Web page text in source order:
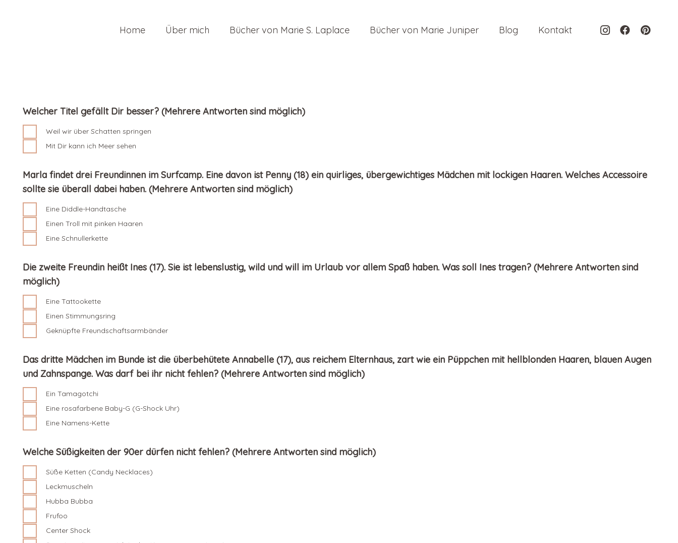
Home Über mich Bücher von Marie S. Laplace Bücher von Marie Juniper Blog Kontakt
Welcher Titel gefällt Dir besser? (Mehrere Antworten sind möglich)
Weil wir über Schatten springen
Mit Dir kann ich Meer sehen
Marla findet drei Freundinnen im Surfcamp. Eine davon ist Penny (18) ein quirliges, übergewichtiges Mädchen mit lockigen Haaren. Welches Accessoire
sollte sie überall dabei haben. (Mehrere Antworten sind möglich)
Eine Diddle-Handtasche
Einen Troll mit pinken Haaren
Eine Schnullerkette
Die zweite Freundin heißt Ines (17). Sie ist lebenslustig, wild und will im Urlaub vor allem Spaß haben. Was soll Ines tragen? (Mehrere Antworten sind
möglich)
Eine Tattookette
Einen Stimmungsring
Geknüpfte Freundschaftsarmbänder
Das dritte Mädchen im Bunde ist die überbehütete Annabelle (17), aus reichem Elternhaus, zart wie ein Püppchen mit hellblonden Haaren, blauen Augen
und Zahnspange. Was darf bei ihr nicht fehlen? (Mehrere Antworten sind möglich)
Ein Tamagotchi
Eine rosafarbene Baby-G (G-Shock Uhr)
Eine Namens-Kette
Welche Süßigkeiten der 90er dürfen nicht fehlen? (Mehrere Antworten sind möglich)
Süße Ketten (Candy Necklaces)
Leckmuscheln
Hubba Bubba
Frufoo
Center Shock